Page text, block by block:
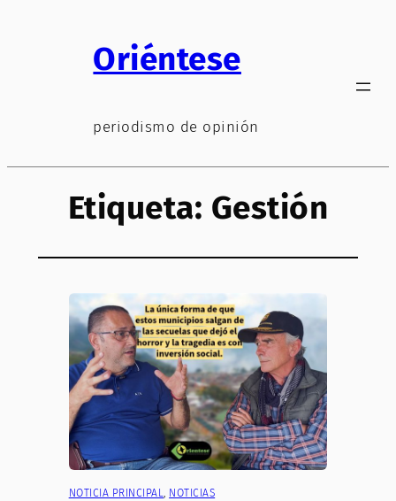
Oriéntese
periodismo de opinión
Etiqueta: Gestión
NOTICIA PRINCIPAL, NOTICIAS